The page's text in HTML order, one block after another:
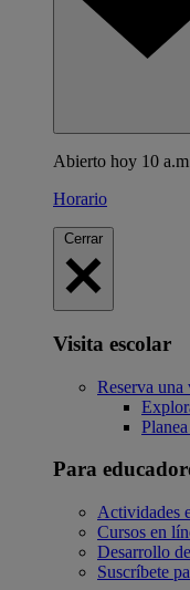
Abierto hoy 10
Horario
Cerrar
Visita escolar
Reserva una
Para
Actividades
Cursos en
Desarrollo
Suscríbete